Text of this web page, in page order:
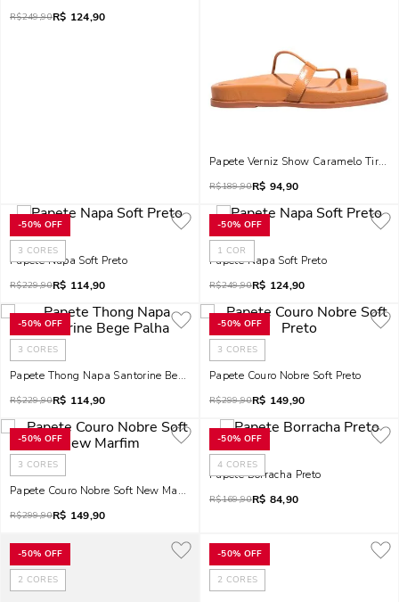
R$249,90R$ 124,90
Papete Verniz Show
R$189,90R$ 94,90
-50% OFF
3 CORES
Papete Napa Soft Preto
R$229,90R$ 114,90
-50% OFF
1 COR
Papete Napa Soft Preto
R$249,90R$ 124,90
-50% OFF
3 CORES
Papete Thong Napa Santorine Bege Palha
R$229,90R$ 114,90
-50% OFF
3 CORES
Papete Couro Nobre Soft Preto
R$299,90R$ 149,90
-50% OFF
3 CORES
Papete Couro Nobre Soft New Marfim
R$299,90R$ 149,90
-50% OFF
4 CORES
Papete Borracha Preto
R$169,90R$ 84,90
-50% OFF
2 CORES
-50% OFF
2 CORES